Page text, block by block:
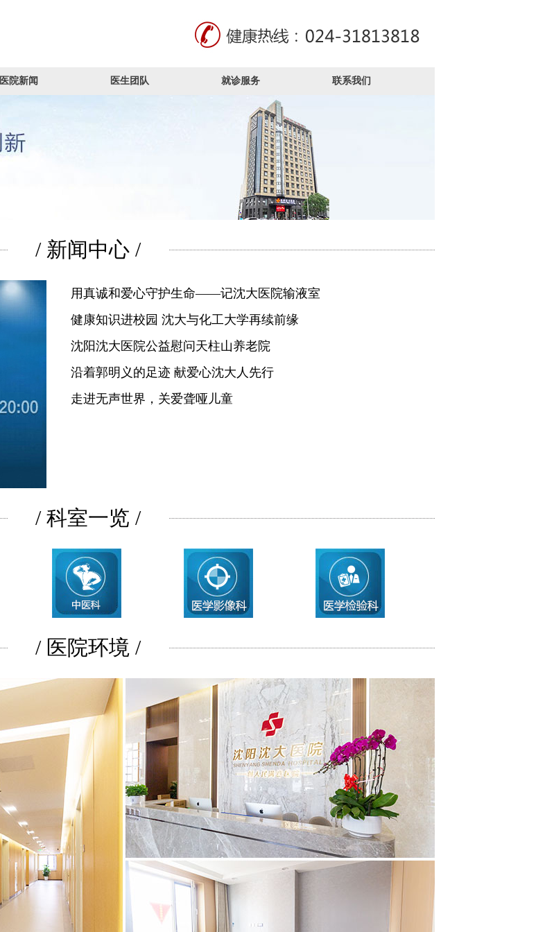
医院新闻 医生团队 就诊服务 联系我们
/ 新闻中心 /
用真诚和爱心守护生命——记沈大医院输液室
健康知识进校园 沈大与化工大学再续前缘
沈阳沈大医院公益慰问天柱山养老院
沿着郭明义的足迹 献爱心沈大人先行
走进无声世界，关爱聋哑儿童
/ 科室一览 /
/ 医院环境 /